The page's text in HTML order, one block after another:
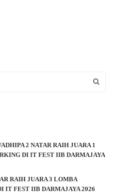
2 NATAR RAIH JUARA 1
DI IT FEST IIB DARMAJAYA
RAIH JUARA 3 LOMBA
IT FEST IIB DARMAJAYA 2026